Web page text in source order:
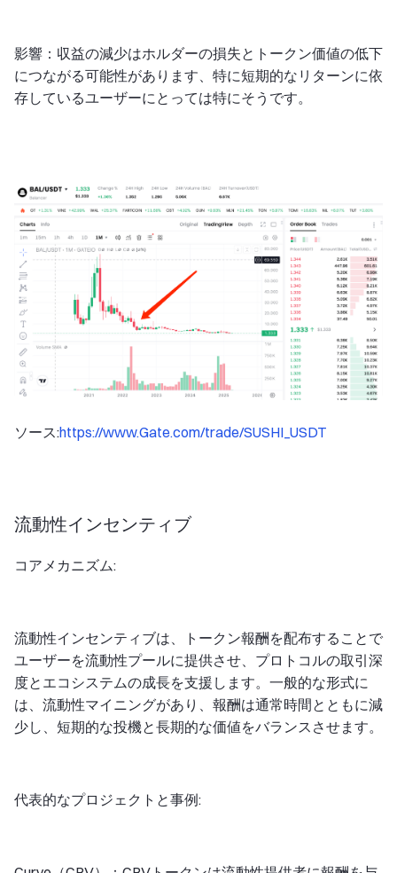
影響：収益の減少はホルダーの損失とトークン価値の低下
につながる可能性があります、特に短期的なリターンに依
存しているユーザーにとっては特にそうです。
ソース:https://www.Gate.com/trade/SUSHI_USDT
流動性インセンティブ
コアメカニズム:
流動性インセンティブは、トークン報酬を配布することで
ユーザーを流動性プールに提供させ、プロトコルの取引深
度とエコシステムの成長を支援します。一般的な形式に
は、流動性マイニングがあり、報酬は通常時間とともに減
少し、短期的な投機と長期的な価値をバランスさせます。
代表的なプロジェクトと事例: